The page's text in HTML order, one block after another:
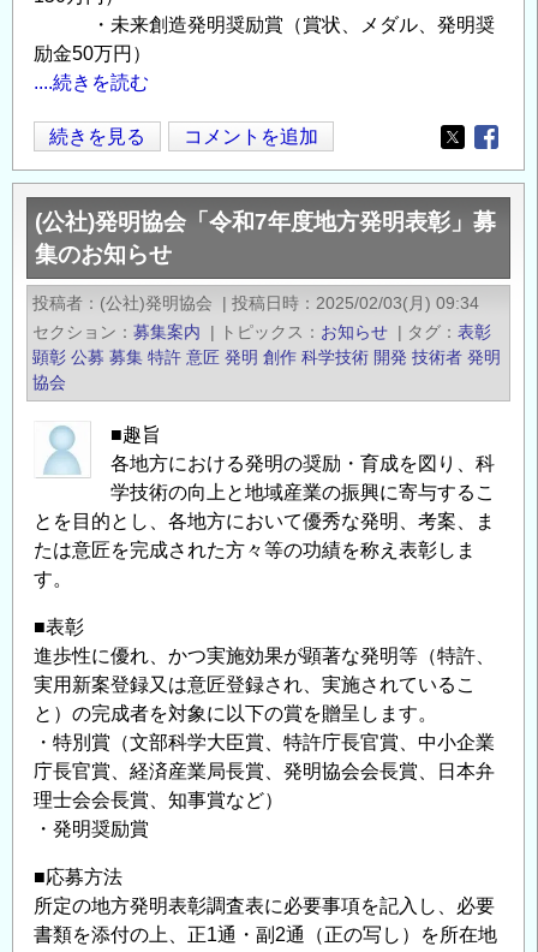
・未来創造発明奨励賞（賞状、メダル、発明奨
励金50万円）
....続きを読む
（公
社）
発
明
協
会
令
和
8
年
度
発
明
表
彰
募
集
の
ご
案
内
の
続きを見る コメントを追加
Opens in
(公社)発明協会「令和7年度地方発明表彰」募
集のお知らせ
投稿者 (公社)発明協会 | 投稿日時
2025/02/03(月) 09:34
セクション
募集案内 | トピックス お知らせ | タグ
表彰
顕彰 公募 募集 特許 意匠 発明 創作 科学技術 開発 技術者 発明
協会
■趣旨
各地方における発明の奨励・育成を図り、科
学技術の向上と地域産業の振興に寄与するこ
とを目的とし、各地方において優秀な発明、考案、ま
たは意匠を完成された方々等の功績を称え表彰しま
す。
■表彰
進歩性に優れ、かつ実施効果が顕著な発明等（特許、
実用新案登録又は意匠登録され、実施されているこ
と）の完成者を対象に以下の賞を贈呈します。
・特別賞（文部科学大臣賞、特許庁長官賞、中小企業
庁長官賞、経済産業局長賞、発明協会会長賞、日本弁
理士会会長賞、知事賞など）
・発明奨励賞
■応募方法
所定の地方発明表彰調査表に必要事項を記入し、必要
書類を添付の上、正1通・副2通（正の写し）を所在地